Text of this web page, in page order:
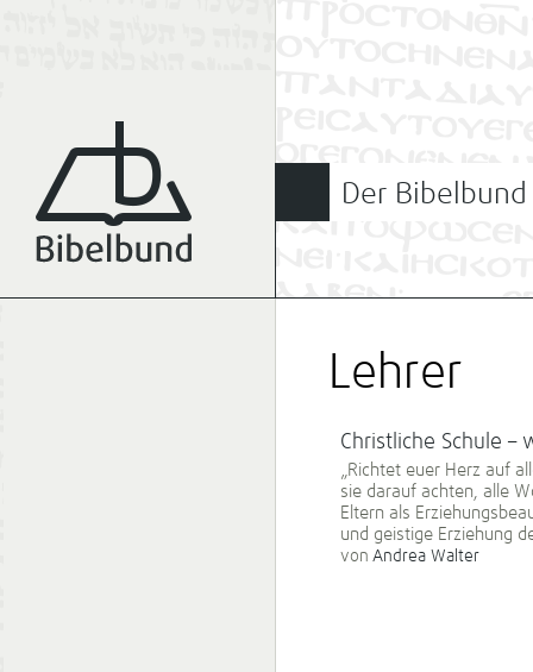
Der Bibelbund
Lehrer
Christliche Schule –
„Richtet euer Herz auf
sie darauf achten, alle
Eltern als
und geistige Erziehung
von Andrea Walter